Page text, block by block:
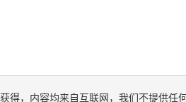
，内容均来自互联网，我们不提供任